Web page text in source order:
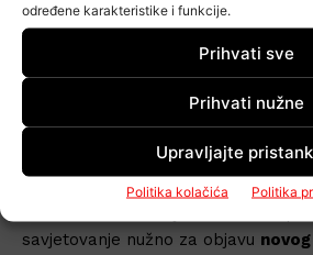
određene karakteristike i funkcije.
Prihvati sve
Prihvati nužne
Upravljajte
Politika kolačića Politika
Foto: Krunoslav Višić, direktor VG Vodoopskrbe/
Također je najavio niz tehničkih
obavljeni i onih koji tek slijede, te
savjetovanje nužno za objavu